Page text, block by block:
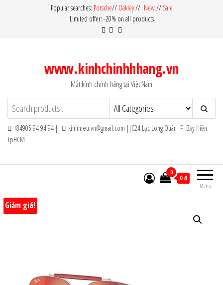
Popular searches: Porsche// Oakley// New// Sale
Limited offer: -20% on all products
www.kinhchinhhhang.vn
Mắt kính chính hãng tại Việt Nam
+84905 94 94 94 ||
kinhhieu.vn@gmail.com ||C24 Lạc Long Quân P. Bảy Hiền
TpHCM
Menu
0
0 ₫
Giảm giá!